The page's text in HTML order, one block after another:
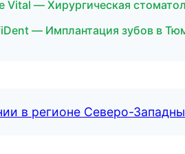
Vital — Хирургическая
— Имплантация зубов в
в регионе Северо-